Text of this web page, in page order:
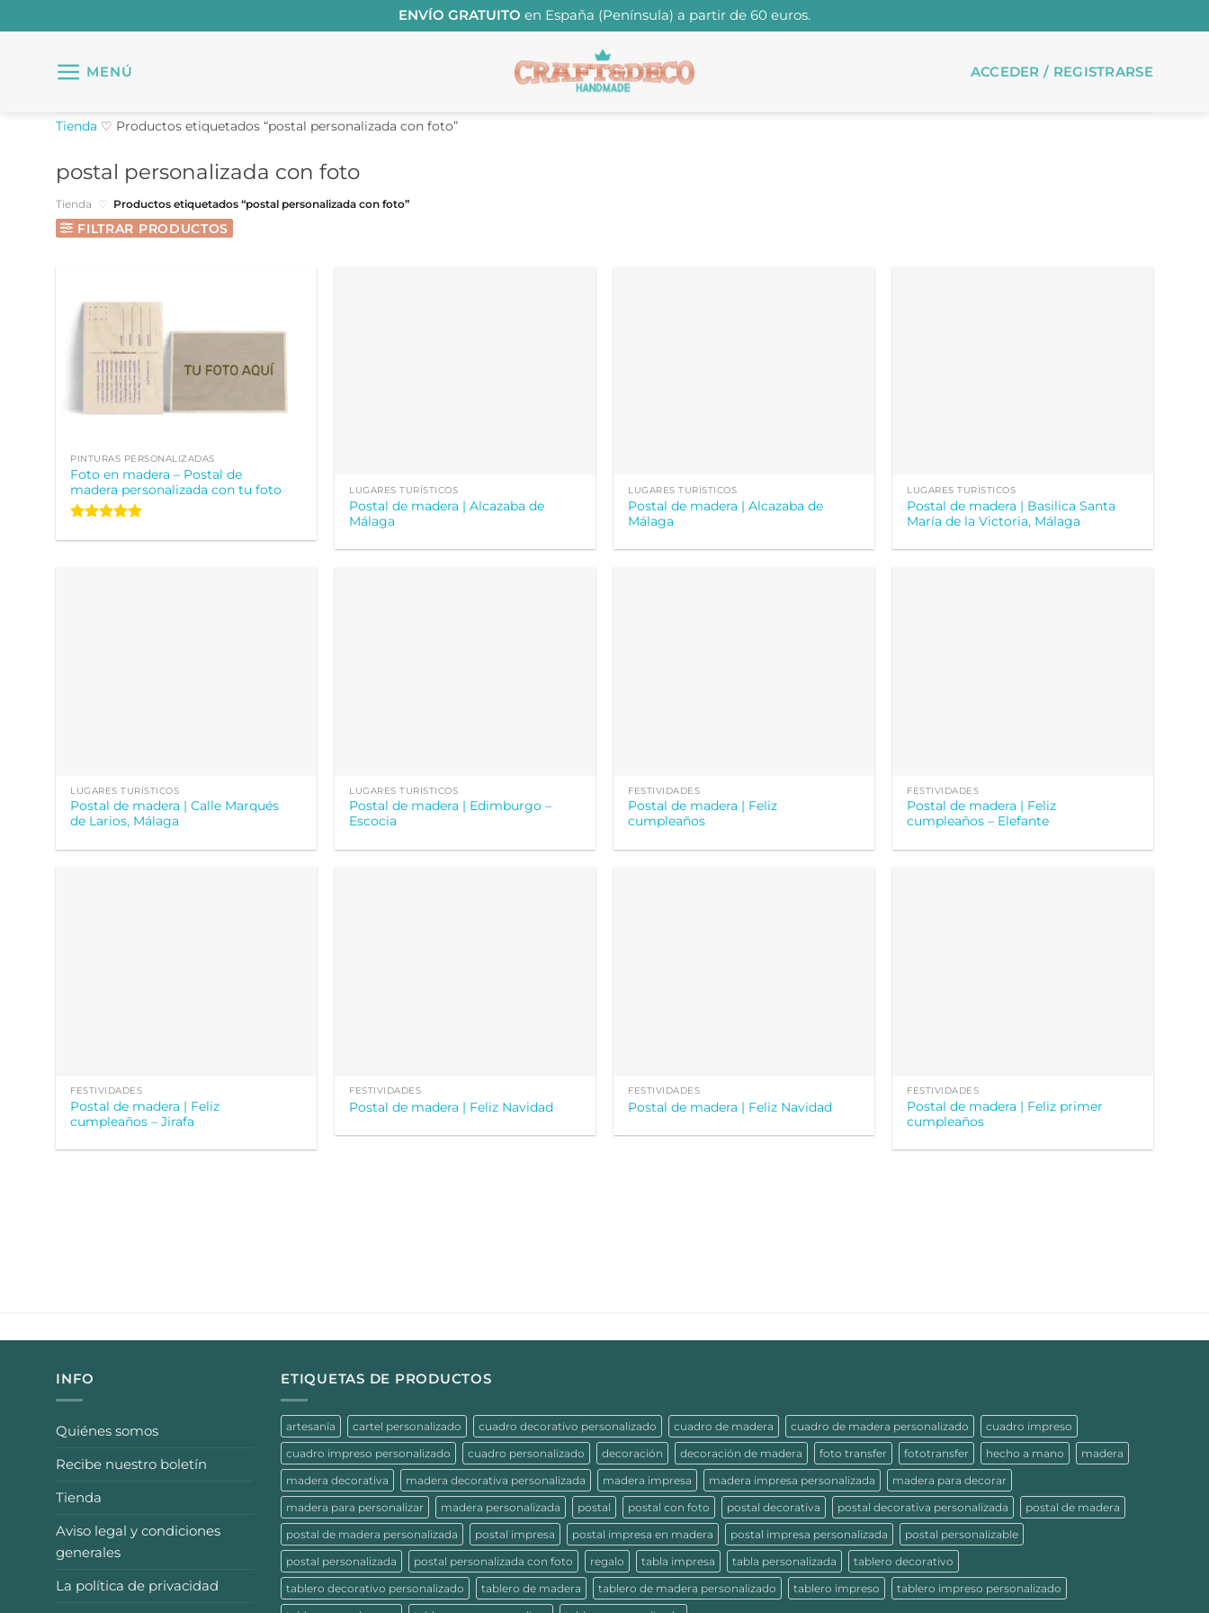
al
ENVÍO GRATUITO en España (Península) a partir de 60 euros.
MENÚ ACCEDER / REGISTRARSE
Tienda ♡ Productos etiquetados “postal personalizada con foto”
postal personalizada con foto
Tienda ♡ Productos etiquetados “postal personalizada con foto”
FILTRAR PRODUCTOS
PINTURAS PERSONALIZADAS
Foto en madera – Postal de
madera personalizada con tu foto
LUGARES TURÍSTICOS
Postal de madera | Alcazaba de
Málaga
LUGARES TURÍSTICOS
Postal de madera | Alcazaba de
Málaga
LUGARES TURÍSTICOS
Postal de madera | Basilica Santa
María de la Victoria, Málaga
LUGARES TURÍSTICOS
Postal de madera | Calle Marqués
de Larios, Málaga
LUGARES TURÍSTICOS
Postal de madera | Edimburgo –
Escocia
FESTIVIDADES
Postal de madera | Feliz
cumpleaños
FESTIVIDADES
Postal de madera | Feliz
cumpleaños – Elefante
FESTIVIDADES
Postal de madera | Feliz
cumpleaños – Jirafa
FESTIVIDADES
Postal de madera | Feliz Navidad
FESTIVIDADES
Postal de madera | Feliz Navidad
FESTIVIDADES
Postal de madera | Feliz primer
cumpleaños
INFO
Quiénes somos
Recibe nuestro boletín
Tienda
Aviso legal y condiciones
generales
La política de privacidad
ETIQUETAS DE PRODUCTOS
artesanía cartel personalizado cuadro decorativo personalizado cuadro de madera cuadro de madera personalizado
cuadro impreso
cuadro impreso personalizado
cuadro personalizado decoración decoración de madera foto transfer fototransfer hecho a mano
madera
madera decorativa
madera decorativa personalizada madera impresa madera impresa personalizada
madera para decorar
madera para personalizar
madera personalizada postal postal con foto postal decorativa postal decorativa personalizada
postal de madera
postal de madera personalizada
postal impresa postal impresa en madera postal impresa personalizada
postal personalizable
postal personalizada
postal personalizada con foto regalo tabla impresa tabla personalizada
tablero decorativo
tablero decorativo personalizado
tablero de madera tablero de madera personalizado tablero impreso
tablero impreso personalizado